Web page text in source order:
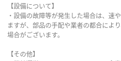
【設備について】
・設備の故障等が発生した場合は、速
ますが、部品の手配や業者の都合によ
場合がございます。
【その他】